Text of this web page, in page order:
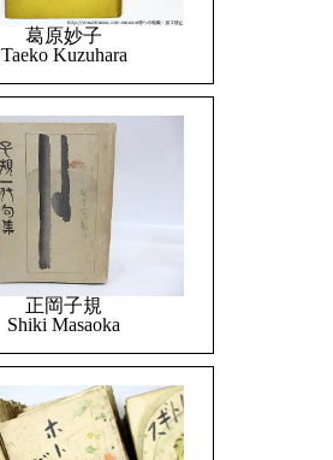
葛原妙子
Taeko Kuzuhara
正岡子規
Shiki Masaoka